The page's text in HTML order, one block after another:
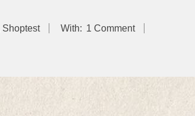
Shoptest With: 1 Comment